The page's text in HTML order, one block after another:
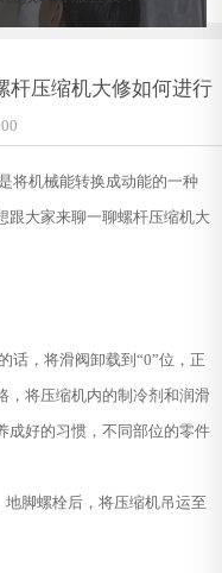
杆压缩机大修如何进行
将机械能转换成动能的一种
跟大家来聊一聊螺杆压缩机大
话，将滑阀卸载到“0”位，正
，将压缩机内的制冷剂和润滑
成好的习惯，不同部位的零件
脚螺栓后，将压缩机吊运至